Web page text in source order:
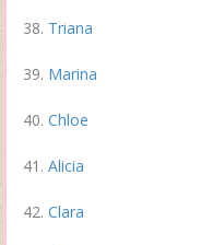
Triana
Marina
Chloe
Alicia
Clara